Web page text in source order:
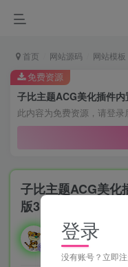
首页 网站源码 网站模板
此内容为免费资源，请登录
免费资源
子比主题ACG美化
版3.5开源免授权
勇敢的大野狼
酒醒只在花前坐，
登录
没有账号？立即